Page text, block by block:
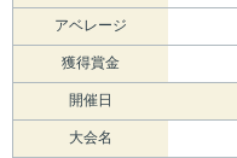
アベレージ
獲得賞金
開催日
大会名